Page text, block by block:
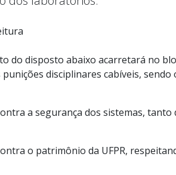
do disposto abaixo acarretará no
disciplinares cabíveis, sendo
a segurança dos sistemas, tanto
o patrimônio da UFPR,